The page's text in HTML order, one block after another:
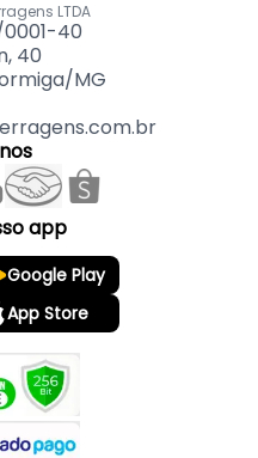
furos em móveis
LTDA
0001-40
40
MG
app
Google Play
App Store